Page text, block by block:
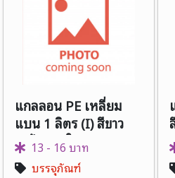
แกลลอน PE เหลี่ยม
แบน 1 ลิตร (I) สีขาว
(พร้อมจุกในและฝา)
13 - 16 บาท
บรรจุภัณฑ์